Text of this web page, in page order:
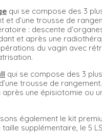
qui se compose des 3
et d’une trousse de
: descente
et après une
du vagin avec
qui se compose des 3
trousse de
une épisiotomie ou
également le kit
supplémentaire, le 5